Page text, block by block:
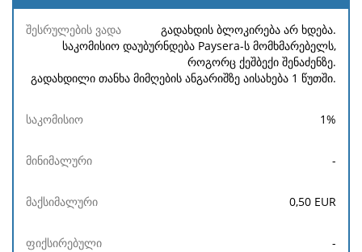
შესრულების
ვადა
გადახდის ბლოკირება არ ხდება.
საკომისიო დაუბურნდება Paysera-ს მომხმარებელს,
როგორც ქეშბექი შენაძენზე.
გადახდილი თანხა მიმღების ანგარიშზე აისახება 1 წუთში.
1%
-
0,50 EUR
-